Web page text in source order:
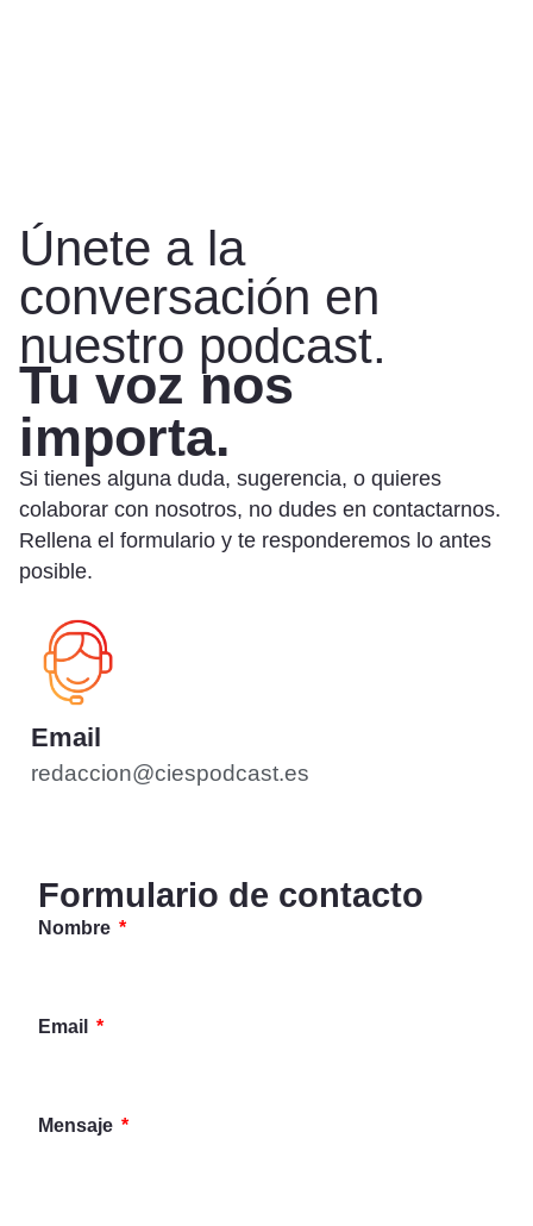
Únete a la
conversación en
nuestro podcast.
Tu voz nos
importa.
Si tienes alguna duda, sugerencia, o quieres
colaborar con nosotros, no dudes en contactarnos.
Rellena el formulario y te responderemos lo antes
posible.
Email
redaccion@ciespodcast.es
Formulario de contacto
Nombre
Email
Mensaje